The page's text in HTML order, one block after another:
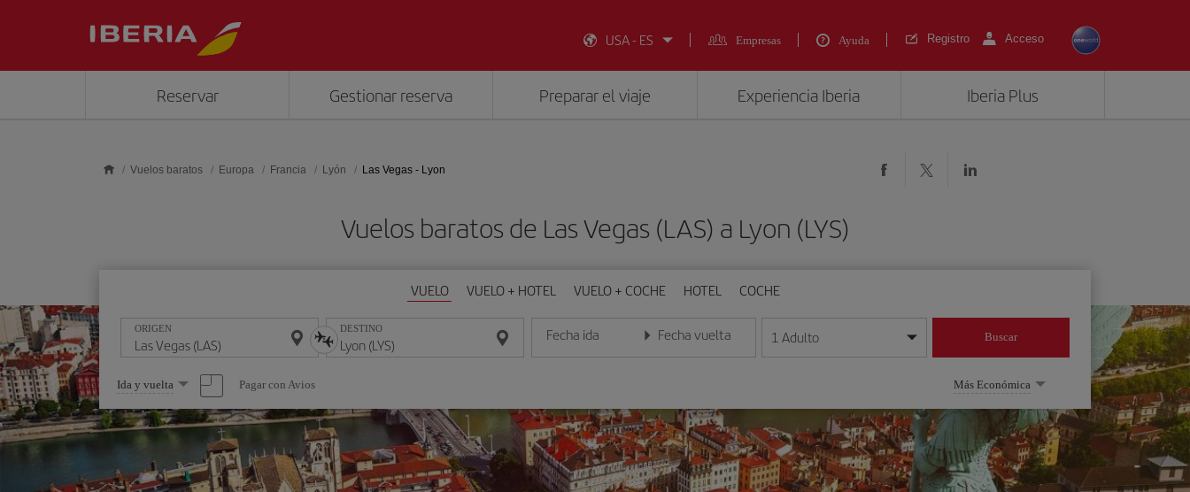
USA - ES
Empresas Ayuda Registro Acceso
Reservar Gestionar reserva Preparar el viaje Experiencia Iberia Iberia Plus
Vuelos baratos Europa Francia Lyón Las Vegas - Lyon
Vuelos baratos de Las Vegas (LAS) a Lyon (LYS)
VUELO VUELO + HOTEL VUELO + COCHE HOTEL COCHE
ORIGEN DESTINO Fecha ida
Introduce la fecha en formato día/mes/año
Fecha vuelta
Introduce la fecha en formato día/mes/año
1 Adulto Buscar
Seleccione
una
opción
Ida y vuelta Pagar con Avios Más Económica